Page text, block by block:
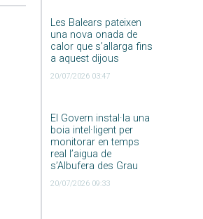
Les Balears pateixen
una nova onada de
calor que s’allarga fins
a aquest dijous
20/07/2026 03:47
El Govern instal·la una
boia intel·ligent per
monitorar en temps
real l’aigua de
s’Albufera des Grau
20/07/2026 09:33